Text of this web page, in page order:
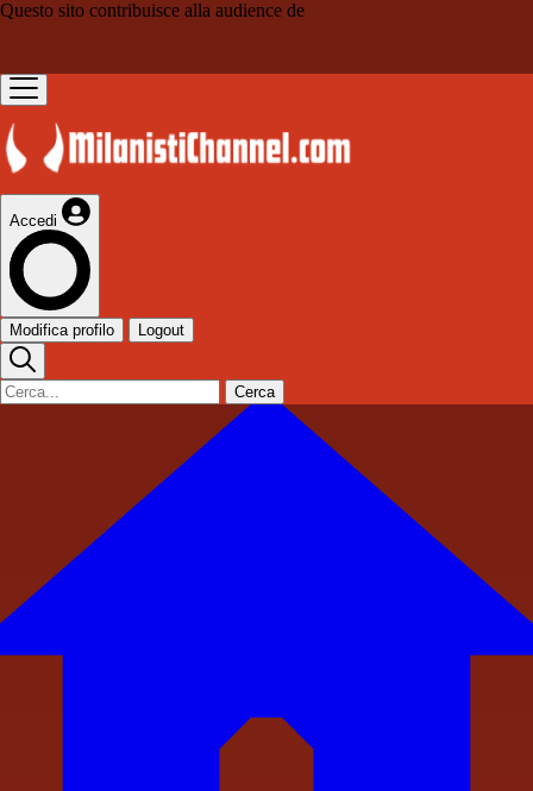
Questo sito contribuisce alla audience de
Accedi
Modifica profilo Logout
Cerca